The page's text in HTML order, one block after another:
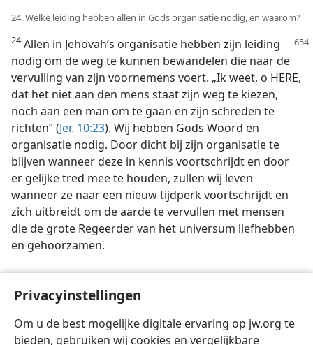
Privacyinstellingen
Om u de best mogelijke digitale ervaring op jw.org te
bieden, gebruiken wij cookies en vergelijkbare
24. Welke leiding hebben allen in Gods organisatie nodig, en waarom?
24Allen in Jehovah’s organisatie hebben zijn leiding
nodig om de weg te kunnen bewandelen die naar de
vervulling van zijn voornemens voert. „Ik weet, o HERE,
dat het niet aan den mens staat zijn weg te kiezen,
noch aan een man om te gaan en zijn schreden te
richten” (Jer. 10:23). Wij hebben Gods Woord en
organisatie nodig. Door dicht bij zijn organisatie te
blijven wanneer deze in kennis voortschrijdt en door
er gelijke tred mee te houden, zullen wij leven
wanneer ze naar een nieuw tijdperk voortschrijdt en
zich uitbreidt om de aarde te vervullen met mensen
die de grote Regeerder van het universum liefhebben
en gehoorzamen.
Ontwaakt! van 8 augustus 1965, blz. 16.